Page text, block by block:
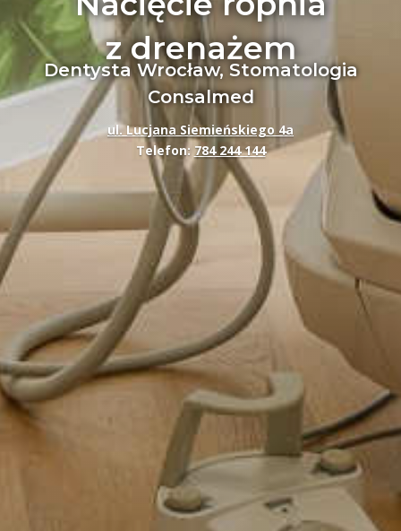
z drenażem
Dentysta Wrocław, Stomatologia
Consalmed
ul. Lucjana Siemieńskiego 4a
Telefon: 784 244 144